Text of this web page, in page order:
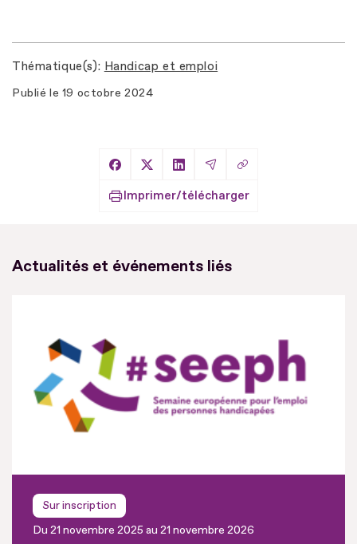
Thématique(s) Handicap et emploi
Publié le 19 octobre 2024
Partager sur Facebook
Partager sur X
Partager sur LinkedIn
Partager par Email
Copier le lien
Imprimer/télécharger
Actualités et événements liés
Sur inscription
Du 21 novembre 2025 au 21 novembre 2026